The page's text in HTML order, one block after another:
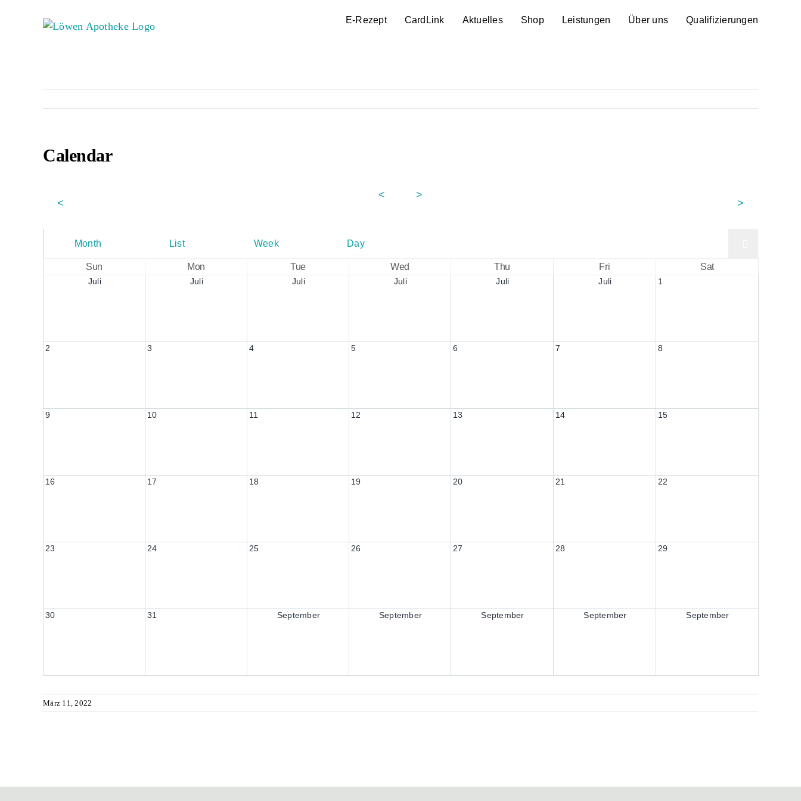
E-Rezept CardLink Aktuelles Shop Leistungen Über uns Qualifizierungen
Calendar
<
<
>
>
Month List Week Day
Sun Mon Tue Wed Thu Fri Sat
Juli Juli Juli Juli Juli Juli 1
2 3 4 5 6 7 8
9 10 11 12 13 14 15
16 17 18 19 20 21 22
23 24 25 26 27 28 29
30 31 September September September September September
März 11, 2022